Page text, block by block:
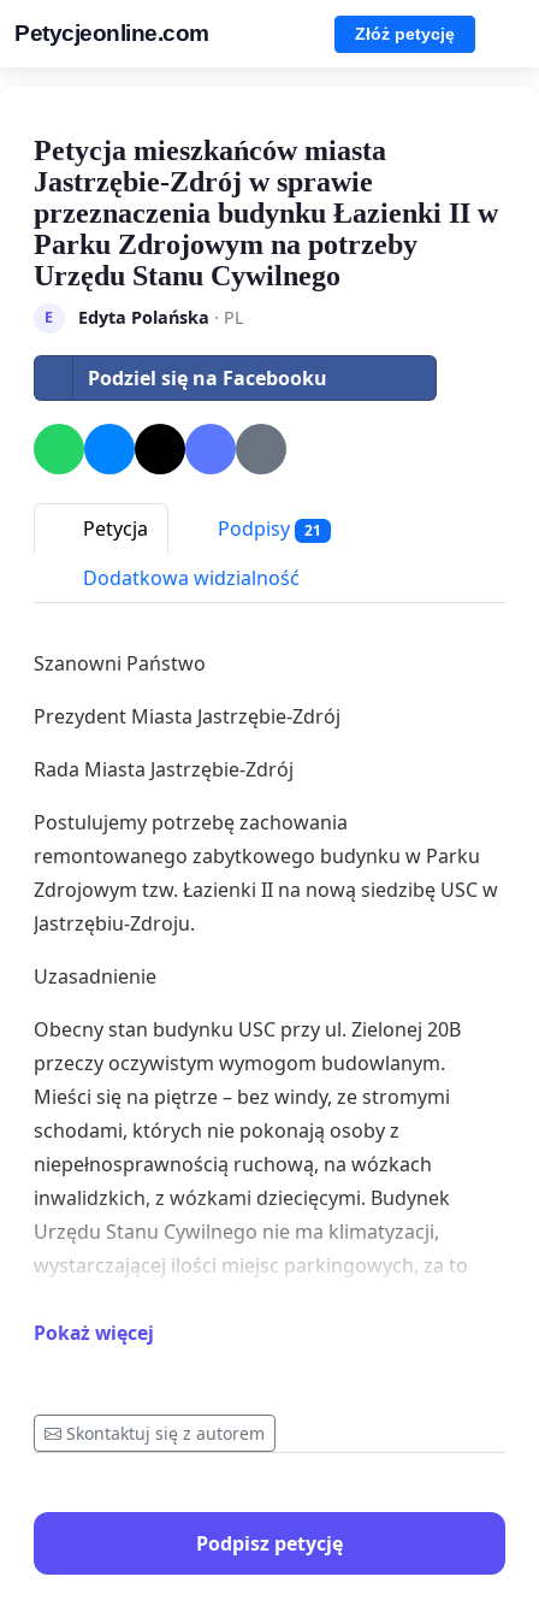
Petycjeonline.com Złóż petycję
Petycja mieszkańców miasta
Jastrzębie-Zdrój w sprawie
przeznaczenia budynku Łazienki II w
Parku Zdrojowym na potrzeby
Urzędu Stanu Cywilnego
E Edyta Polańska · PL
Podziel się na Facebooku
Petycja Podpisy 21
Dodatkowa widzialność
Szanowni Państwo
Prezydent Miasta Jastrzębie-Zdrój
Rada Miasta Jastrzębie-Zdrój
Postulujemy potrzebę zachowania
remontowanego zabytkowego budynku w Parku
Zdrojowym tzw. Łazienki II na nową siedzibę USC w
Jastrzębiu-Zdroju.
Uzasadnienie
Obecny stan budynku USC przy ul. Zielonej 20B
przeczy oczywistym wymogom budowlanym.
Mieści się na piętrze – bez windy, ze stromymi
schodami, których nie pokonają osoby z
niepełnosprawnością ruchową, na wózkach
inwalidzkich, z wózkami dziecięcymi. Budynek
Urzędu Stanu Cywilnego nie ma klimatyzacji,
wystarczającej ilości miejsc parkingowych, za to
Petenci z problemami ruchowymi obsługiwani są
nawet Wodzisławia Śląskiego…
budynku naprzeciw Domu Zdrojowego, w pięknej
scenerii, w miejscu łatwo dostępnym dla
Pokaż więcej
Skontaktuj się z autorem
Podpisz petycję